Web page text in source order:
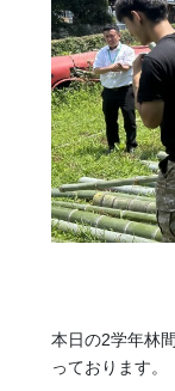
本日の2学年林
っております。